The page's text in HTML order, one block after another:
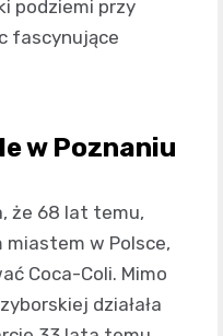
podziemi przy
fascynujące
w Poznaniu
że 68 lat temu,
miastem w Polsce,
Coca-Coli. Mimo
działała